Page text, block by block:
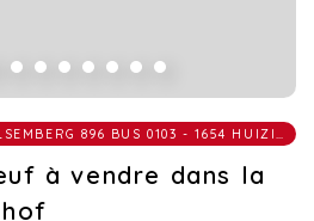
à vendre dans la